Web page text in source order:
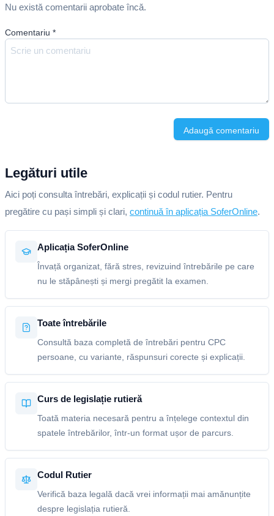
Nu există comentarii aprobate încă.
Comentariu *
Adaugă comentariu
Legături utile
Aici poți consulta întrebări, explicații și codul rutier. Pentru
pregătire cu pași simpli și clari, continuă în aplicația SoferOnline.
Aplicația SoferOnline
Învață organizat, fără stres, revizuind întrebările pe care
nu le stăpânești și mergi pregătit la examen.
Toate întrebările
Consultă baza completă de întrebări pentru CPC
persoane, cu variante, răspunsuri corecte și explicații.
Curs de legislație rutieră
Toată materia necesară pentru a înțelege contextul din
spatele întrebărilor, într-un format ușor de parcurs.
Codul Rutier
Verifică baza legală dacă vrei informații mai amănunțite
despre legislația rutieră.